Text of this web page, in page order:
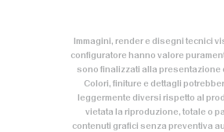
Immagini, render e disegni tecnici
configuratore hanno valore
sono finalizzati alla presentazione
Colori, finiture e dettagli
leggermente diversi rispetto al
vietata la riproduzione, totale o
contenuti grafici senza preventiva